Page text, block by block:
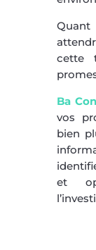
cette
Ba
vos
bien
et